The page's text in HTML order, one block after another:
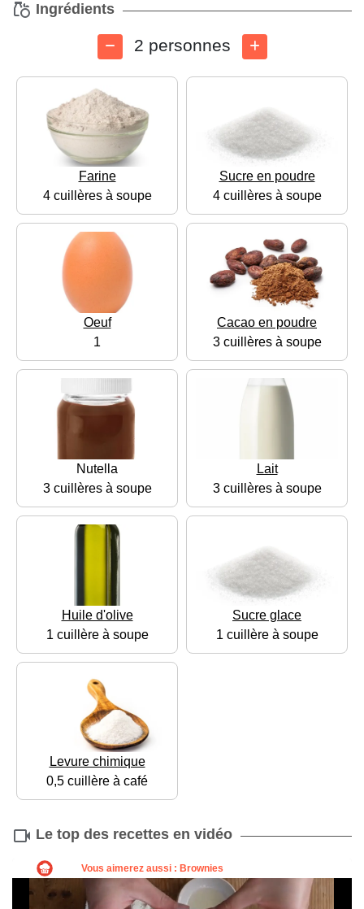
Ingrédients
2 personnes
Farine
4 cuillères à soupe
Sucre en poudre
4 cuillères à soupe
Oeuf
1
Cacao en poudre
3 cuillères à soupe
Nutella
3 cuillères à soupe
Lait
3 cuillères à soupe
Huile d'olive
1 cuillère à soupe
Sucre glace
1 cuillère à soupe
Levure chimique
0,5 cuillère à café
Le top des recettes en vidéo